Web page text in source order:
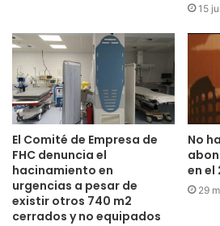
15
El Comité de Empresa de
FHC denuncia el
hacinamiento en
urgencias a pesar de
existir otros 740 m2
cerrados y no equipados
No
en el
29